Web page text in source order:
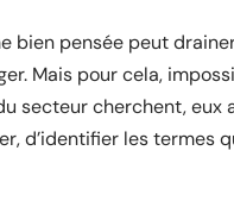
bien pensée peut
Mais pour cela,
secteur cherchent, eux
d’identifier les termes